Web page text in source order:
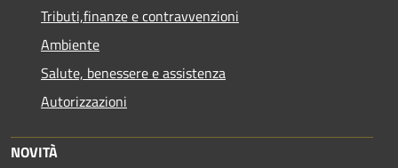
Tributi,finanze e contravvenzioni
Ambiente
Salute, benessere e assistenza
Autorizzazioni
NOVITÀ